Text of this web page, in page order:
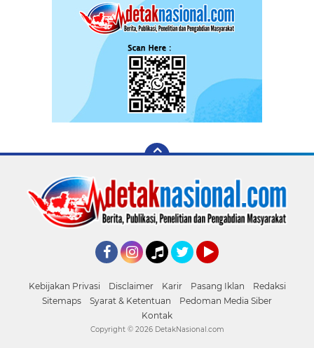
Kebijakan Privasi Disclaimer Karir Pasang Iklan
Redaksi
Sitemaps
Syarat & Ketentuan
Pedoman Media Siber
Kontak
Copyright © 2026 DetakNasional.com